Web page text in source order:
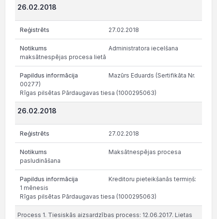
26.02.2018
27.02.2018
Administratora iecelšana
maksātnespējas procesa lietā
Mazūrs Eduards (Sertifikāta Nr.
00277)
Rīgas pilsētas Pārdaugavas tiesa (1000295063)
26.02.2018
27.02.2018
Maksātnespējas procesa
pasludināšana
Kreditoru pieteikšanās termiņš:
1 mēnesis
Rīgas pilsētas Pārdaugavas tiesa (1000295063)
Process 1. Tiesiskās aizsardzības process: 12.06.2017. Lietas